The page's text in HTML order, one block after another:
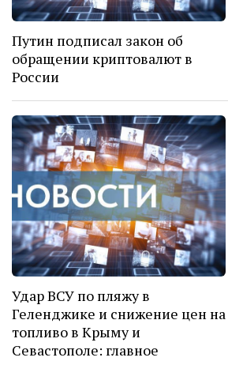
Путин подписал закон об
обращении криптовалют в
России
Удар ВСУ по пляжу в
Геленджике и снижение цен на
топливо в Крыму и
Севастополе: главное